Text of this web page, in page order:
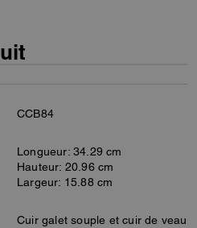
CCB84
Longueur: 34.29 cm
Hauteur: 20.96 cm
Largeur: 15.88 cm
Cuir galet souple et cuir de veau